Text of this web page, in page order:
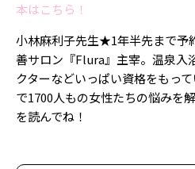
本はこちら！
小林麻利子先生★1年半先まで予
善サロン『Flura』主宰。温泉入
クターなどいっぱい資格をもっ
で1700人もの女性たちの悩みを
を読んでね！